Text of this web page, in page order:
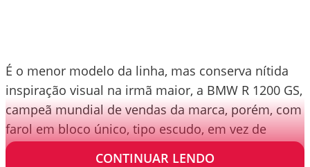
É o menor modelo da linha, mas conserva nítida
inspiração visual na irmã maior, a BMW R 1200 GS,
campeã mundial de vendas da marca, porém, com
farol em bloco único, tipo escudo, em vez de
assimétricos.
CONTINUAR LENDO